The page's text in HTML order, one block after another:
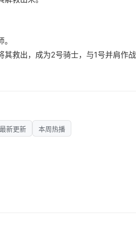
救出，成为2号骑士，与1号并肩作
最新更新 本周热播